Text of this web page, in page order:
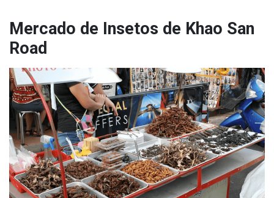
Mercado de Insetos de Khao San
Road